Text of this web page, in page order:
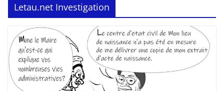
Letau.net Investigation